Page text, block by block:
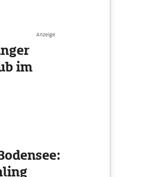
Anzeige
im